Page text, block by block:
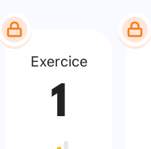
Exercice
1